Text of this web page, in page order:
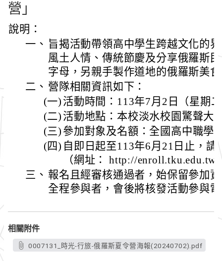
營」
說明：
一、 旨揭活動帶領高中學生跨越文化的
風土人情、傳統節慶及分享俄羅斯
字母，另親手製作道地的俄羅斯美
二、 營隊相關資訊如下：
(一) 活動時間：113年7月2日（星期
(二) 活動地點：本校淡水校園驚聲大
(三) 參加對象及名額：全國高中職學
(四) 自即日起至113年6月21日止，
（網址： http://
三、 報名且經審核通過者，始保留參加
全程參與者，會後將核發活動參與
相關附件
0007131_時光-行旅-俄羅斯夏令營海報(20240702).pdf